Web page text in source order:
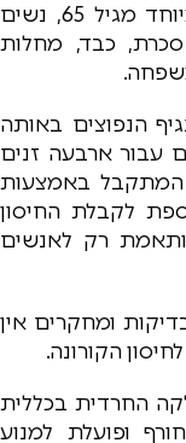
שנה ועד גיל 5, מבוגרים מגיל 50 ובמיוחד מגיל 65, נשים
כבד, מחלות
הנפוצים באותה
עבור ארבעה זנים
המתקבל באמצעות
לקבלת החיסון
רק לאנשים
ומחקרים אין
הקורונה.
החרדית בכללית
ופועלת למנוע